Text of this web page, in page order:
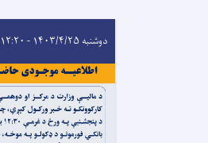
دوشنبه ۱۴۰۳/۴/۲۵ - ۱۲:۲۰